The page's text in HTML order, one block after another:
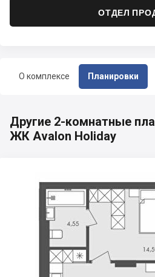
О комплексе Планировки
ОТДЕЛ
Другие 2-комнатные
ЖК Avalon Holiday